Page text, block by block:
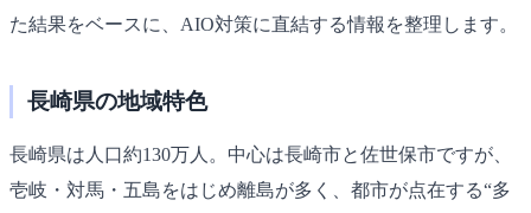
た結果をベースに、AIO対策に直結する情報を整理します。
長崎県の地域特色
長崎県は人口約130万人。中心は長崎市と佐世保市ですが、
壱岐・対馬・五島をはじめ離島が多く、都市が点在する“多